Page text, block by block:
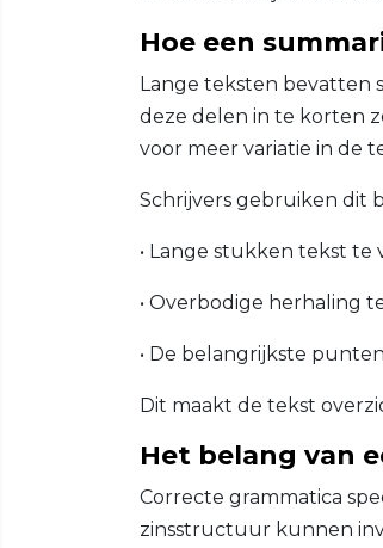
Hoe een
Lange teksten bevatten
deze delen in te korten
voor meer variatie in de
Schrijvers gebruiken dit
• Lange stukken tekst te
• Overbodige herhaling
• De belangrijkste
Dit maakt de tekst
Het belang van
Correcte grammatica
zinsstructuur kunnen